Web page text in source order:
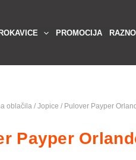
ROKAVICE PROMOCIJA RAZNO
oblačila / Jopice / Pulover Payper
Payper